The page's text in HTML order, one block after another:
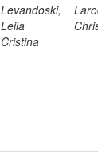
Levandoski,
Leila
Cristina